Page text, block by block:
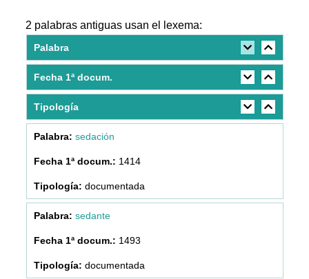
2 palabras antiguas usan el lexema:
Palabra
Fecha 1ª docum.
Tipología
sedación
1414
documentada
sedante
1493
documentada